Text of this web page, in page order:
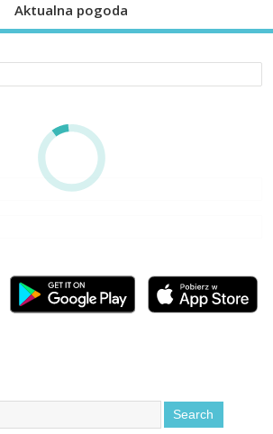
Aktualna pogoda